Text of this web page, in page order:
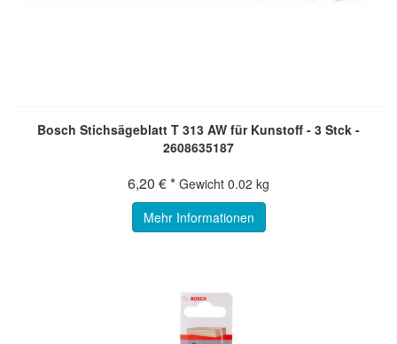
Bosch Stichsägeblatt T 313 AW für Kunstoff - 3 Stck -
2608635187
6,20 € * Gewicht 0.02 kg
Mehr Informationen